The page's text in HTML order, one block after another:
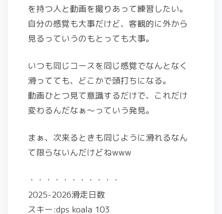
を持つ人と動画を撮りあって練習したい。
自分の感覚も大事だけど、客観的に外から
見るっていうのもとっても大事。
いつも同じコースを同じ感覚でなんとなく
滑ってても、どこかで頭打ちになる。
動画ひとつ見て意識するだけで、これだけ
変わるんだなぁ〜っていう発見。
まぁ、次来るときも同じように滑れるなん
て限らないんだけどねwww
・・・・・・・・・・・
2025-2026滑走日数
スキー:dps koala 103